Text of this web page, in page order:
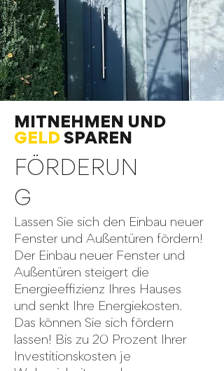
welche frei nach Ihren wünschen
werden.
MITNEHMEN UND
GELD SPAREN
FÖRDERUN
G
Lassen Sie sich den Einbau neuer
Fenster und Außentüren fördern!
Der Einbau neuer Fenster und
Außentüren steigert die
Energieeffizienz Ihres Hauses
und senkt Ihre Energiekosten.
Das können Sie sich fördern
lassen! Bis zu 20 Prozent Ihrer
Investitionskosten je